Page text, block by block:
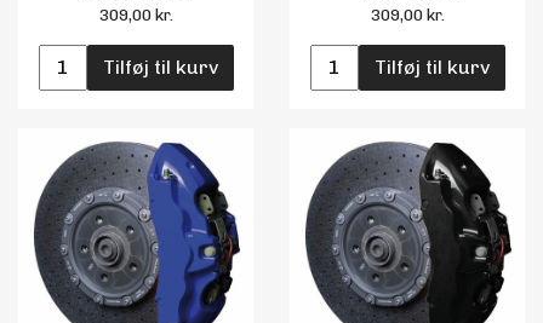
309,00 kr.
Tilføj til kurv
309,00 kr.
Tilføj til kurv